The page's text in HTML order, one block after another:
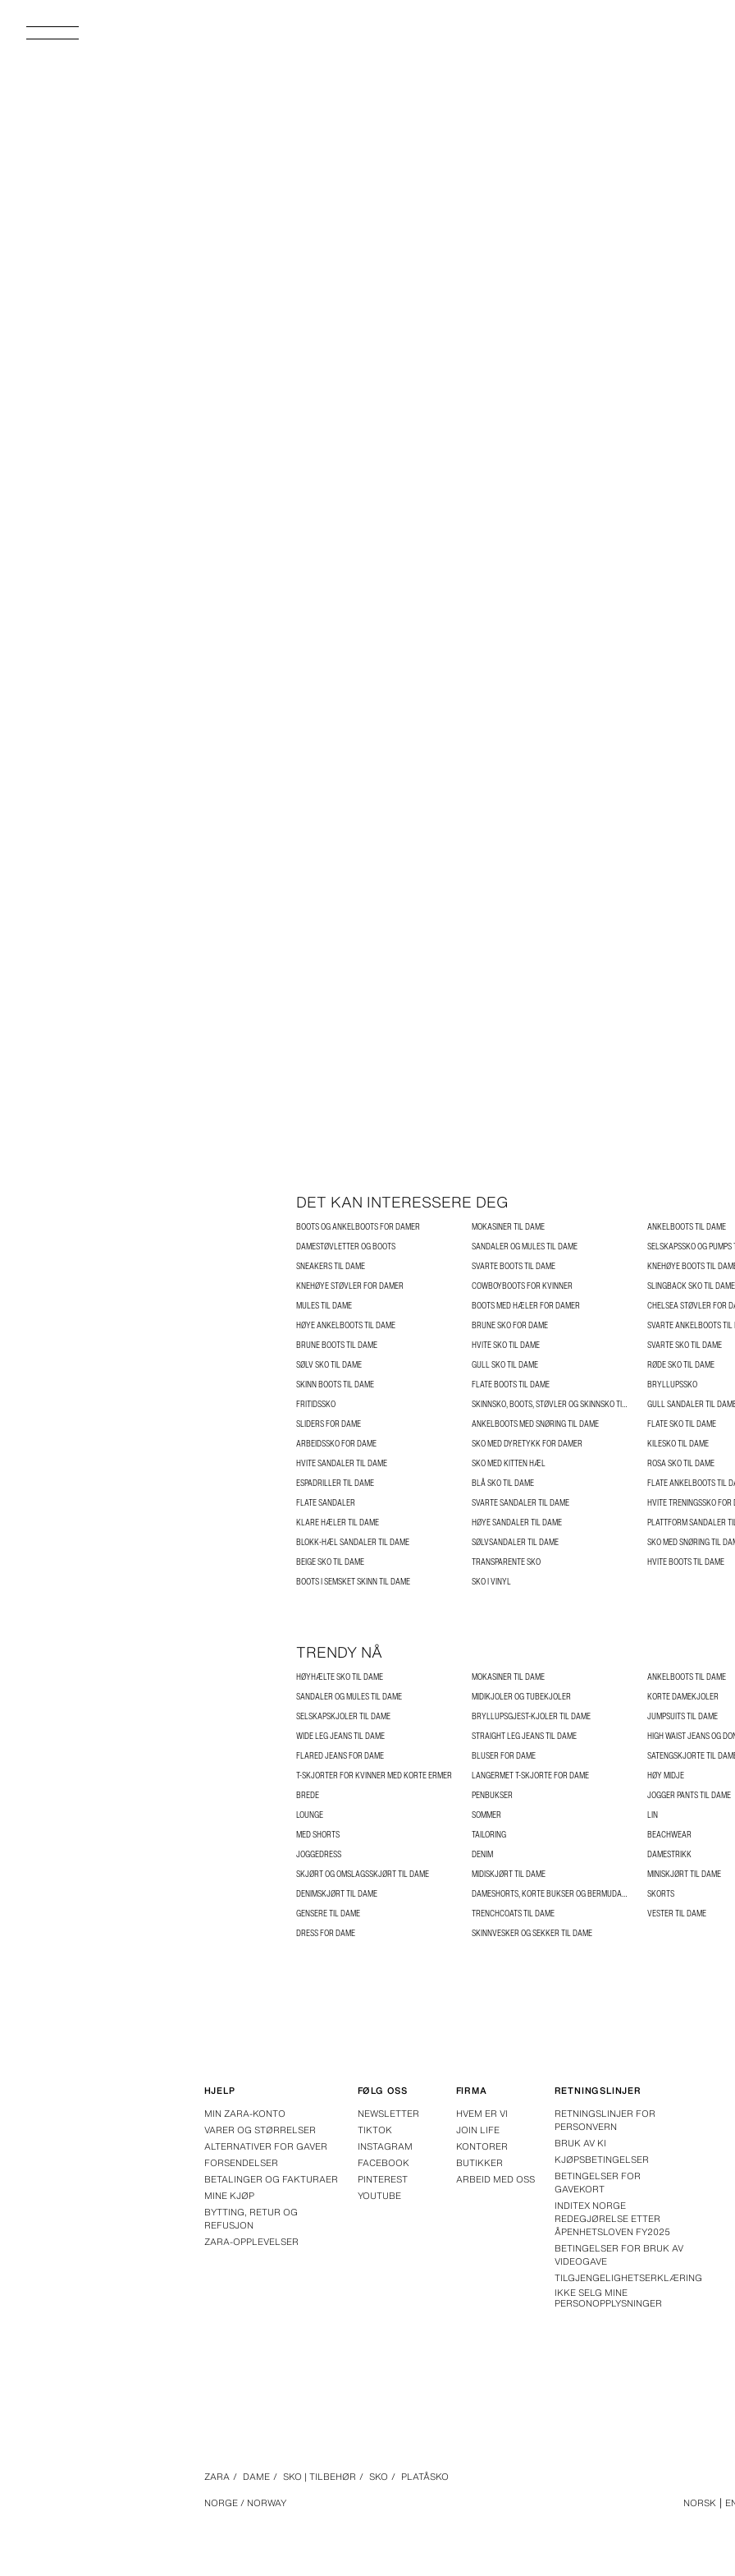
DET KAN INTERESSERE DEG
BOOTS OG ANKELBOOTS FOR DAMER MOKASINER TIL DAME
ANKELBOOTS TIL DAME
DAMESTØVLETTER OG BOOTS
SANDALER OG MULES TIL DAME
SELSKAPSSKO OG
SNEAKERS TIL DAME
SVARTE BOOTS TIL DAME
KNEHØYE BOOTS TIL
KNEHØYE STØVLER FOR DAMER
COWBOYBOOTS FOR KVINNER
SLINGBACK SKO TIL DAME
MULES TIL DAME
BOOTS MED HÆLER FOR DAMER
CHELSEA STØVLER FOR
HØYE ANKELBOOTS TIL DAME
BRUNE SKO FOR DAME
SVARTE ANKELBOOTS TIL
BRUNE BOOTS TIL DAME
HVITE SKO TIL DAME
SVARTE SKO TIL DAME
SØLV SKO TIL DAME
GULL SKO TIL DAME
RØDE SKO TIL DAME
SKINN BOOTS TIL DAME
FLATE BOOTS TIL DAME
BRYLLUPSSKO
FRITIDSSKO
SKINNSKO, BOOTS, STØVLER OG SKINNSKO TIL DAME
GULL SANDALER TIL
SLIDERS FOR DAME
ANKELBOOTS MED SNØRING TIL DAME
FLATE SKO TIL DAME
ARBEIDSSKO FOR DAME
SKO MED DYRETYKK FOR DAMER
KILESKO TIL DAME
HVITE SANDALER TIL DAME
SKO MED KITTEN HÆL
ROSA SKO TIL DAME
ESPADRILLER TIL DAME
BLÅ SKO TIL DAME
FLATE ANKELBOOTS TIL
FLATE SANDALER
SVARTE SANDALER TIL DAME
HVITE TRENINGSSKO FOR
KLARE HÆLER TIL DAME
HØYE SANDALER TIL DAME
PLATTFORM SANDALER
BLOKK-HÆL SANDALER TIL DAME
SØLVSANDALER TIL DAME
SKO MED SNØRING TIL
BEIGE SKO TIL DAME
TRANSPARENTE SKO
HVITE BOOTS TIL DAME
BOOTS I SEMSKET SKINN TIL DAME
SKO I VINYL
TRENDY NÅ
HØYHÆLTE SKO TIL DAME MOKASINER TIL DAME
ANKELBOOTS TIL DAME
SANDALER OG MULES TIL DAME
MIDIKJOLER OG TUBEKJOLER
KORTE DAMEKJOLER
SELSKAPSKJOLER TIL DAME
BRYLLUPSGJEST-KJOLER TIL DAME
JUMPSUITS TIL DAME
WIDE LEG JEANS TIL DAME
STRAIGHT LEG JEANS TIL DAME
HIGH WAIST JEANS OG
FLARED JEANS FOR DAME
BLUSER FOR DAME
SATENGSKJORTE TIL
T-SKJORTER FOR KVINNER MED KORTE ERMER
LANGERMET T-SKJORTE FOR DAME
HØY MIDJE
BREDE
PENBUKSER
JOGGER PANTS TIL DAME
LOUNGE
SOMMER
LIN
MED SHORTS
TAILORING
BEACHWEAR
JOGGEDRESS
DENIM
DAMESTRIKK
SKJØRT OG OMSLAGSSKJØRT TIL DAME
MIDISKJØRT TIL DAME
MINISKJØRT TIL DAME
DENIMSKJØRT TIL DAME
DAMESHORTS, KORTE BUKSER OG BERMUDAS TIL DAME
SKORTS
GENSERE TIL DAME
TRENCHCOATS TIL DAME
VESTER TIL DAME
DRESS FOR DAME
SKINNVESKER OG SEKKER TIL DAME
HJELP
MIN ZARA-KONTO
VARER OG STØRRELSER
ALTERNATIVER FOR GAVER
FORSENDELSER
BETALINGER OG FAKTURAER
MINE KJØP
BYTTING, RETUR OG
REFUSJON
ZARA-OPPLEVELSER
FØLG OSS
NEWSLETTER
TIKTOK
INSTAGRAM
FACEBOOK
PINTEREST
YOUTUBE
FIRMA
HVEM ER VI
JOIN LIFE
KONTORER
BUTIKKER
ARBEID MED OSS
RETNINGSLINJER
RETNINGSLINJER FOR
PERSONVERN
BRUK AV KI
KJØPSBETINGELSER
BETINGELSER FOR
GAVEKORT
INDITEX NORGE
REDEGJØRELSE ETTER
ÅPENHETSLOVEN FY2025
BETINGELSER FOR BRUK AV
VIDEOGAVE
TILGJENGELIGHETSERKLÆRING
IKKE SELG MINE
PERSONOPPLYSNINGER
ZARA / DAME / SKO | TILBEHØR / SKO / PLATÅSKO
NORGE / NORWAY
NORSK